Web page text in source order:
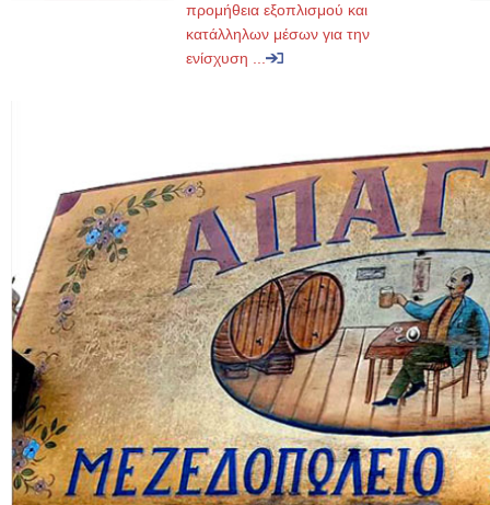
προμήθεια εξοπλισμού και
κατάλληλων μέσων για την
ενίσχυση ...